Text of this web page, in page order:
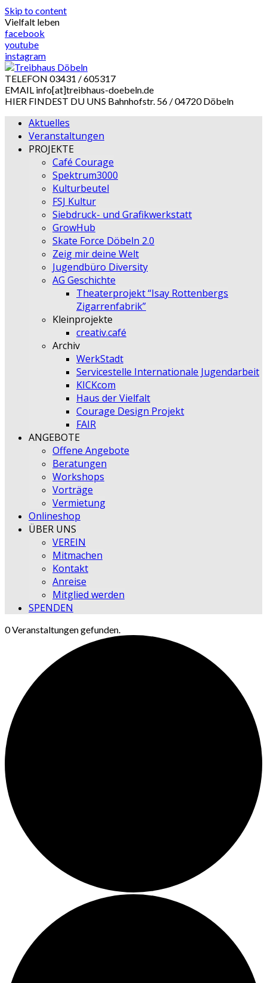
Skip to content
Vielfalt leben
facebook
youtube
instagram
TELEFON 03431 / 605317
EMAIL info[at]treibhaus-doebeln.de
HIER FINDEST DU UNS Bahnhofstr. 56 / 04720 Döbeln
Aktuelles
Veranstaltungen
PROJEKTE
Café Courage
Spektrum3000
Kulturbeutel
FSJ Kultur
Siebdruck- und Grafikwerkstatt
GrowHub
Skate Force Döbeln 2.0
Zeig mir deine Welt
Jugendbüro Diversity
AG Geschichte
Theaterprojekt “Isay Rottenbergs
Zigarrenfabrik”
Kleinprojekte
creativ.café
Archiv
WerkStadt
Servicestelle Internationale Jugendarbeit
KICKcom
Haus der Vielfalt
Courage Design Projekt
FAIR
ANGEBOTE
Offene Angebote
Beratungen
Workshops
Vorträge
Vermietung
Onlineshop
ÜBER UNS
VEREIN
Mitmachen
Kontakt
Anreise
Mitglied werden
SPENDEN
0 Veranstaltungen gefunden.